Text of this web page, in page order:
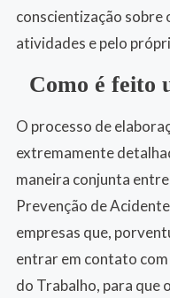
conscientização sobre
atividades e pelo
Como é feito
O processo de
extremamente
maneira conjunta
Prevenção de
empresas que,
entrar em contato
do Trabalho, para que